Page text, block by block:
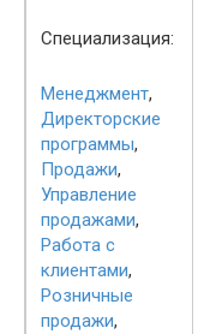
Специализация:
Менеджмент,
Директорские
программы,
Продажи,
Управление
продажами,
Работа с
клиентами,
Розничные
продажи,